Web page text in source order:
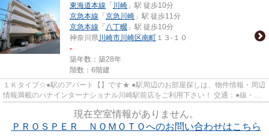
東海道本線 「 川崎 」駅 徒歩10分
京急本線 「 京急川崎 」駅 徒歩11分
京急本線 「 八丁畷 」駅 徒歩10分
神奈川県川崎市川崎区南町 １３-１０
-
築年数：築28年
階数：6階建
１Ｋタイプ☆●駅のアパート【】です★ ●駅周辺のお部屋探しは、物件情報・周辺
情報満載のハナインターナショナル川崎駅前店をご利用下さい！ 交通：●線・【●
現在空室情報がありません。
ＰＲＯＳＰＥＲ ＮＯＭＯＴＯへのお問い合わせはこちら